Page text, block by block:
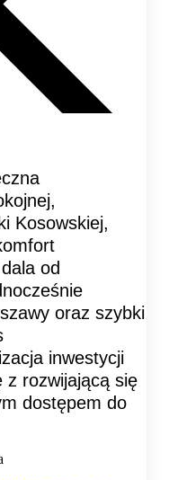
Kosowskiej,
od
oraz szybki
inwestycji
z rozwijającą się
dostępem do